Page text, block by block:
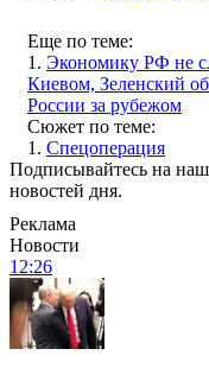
Еще по теме:
1. Экономику РФ не
Киевом, Зеленский
России за рубежом
Сюжет по теме:
1. Спецоперация
Подписывайтесь на
новостей дня.
Реклама
Новости
12:26